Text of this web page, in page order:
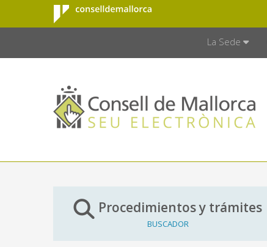
Saltar al contenido principal
Consell de
Mallorca
La Sede
Procedimientos y trámites
BUSCADOR